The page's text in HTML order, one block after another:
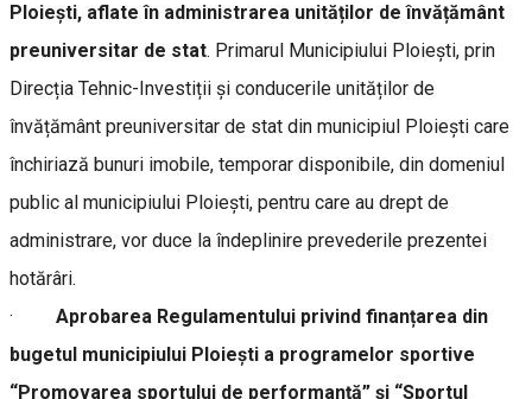
Ploiești, aflate în administrarea unităților de învățământ
preuniversitar de stat. Primarul Municipiului Ploiești, prin
Direcția Tehnic-Investiții și conducerile unităților de
învățământ preuniversitar de stat din municipiul Ploiești care
închiriază bunuri imobile, temporar disponibile, din domeniul
public al municipiului Ploiești, pentru care au drept de
administrare, vor duce la îndeplinire prevederile prezentei
hotărâri.
· Aprobarea Regulamentului privind finanțarea din
bugetul municipiului Ploiești a programelor sportive
“Promovarea sportului de performanță” și “Sportul